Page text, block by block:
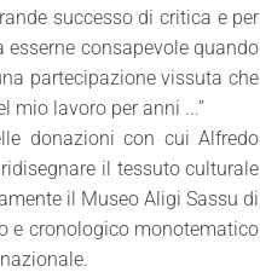
successo di critica e per
consapevole quando
partecipazione vissuta che
mio lavoro per anni ...”
donazioni con cui Alfredo
il tessuto culturale
il Museo Aligi Sassu di
e cronologico monotematico